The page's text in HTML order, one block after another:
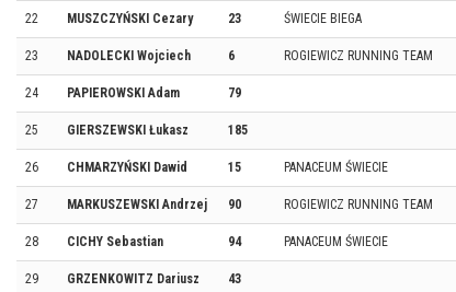
22 MUSZCZYŃSKI Cezary 23 ŚWIECIE BIEGA
23 NADOLECKI Wojciech 6 ROGIEWICZ RUNNING TEAM
24 PAPIEROWSKI Adam 79
25 GIERSZEWSKI Łukasz 185
26 CHMARZYŃSKI Dawid 15 PANACEUM ŚWIECIE
27 MARKUSZEWSKI Andrzej 90 ROGIEWICZ RUNNING TEAM
28 CICHY Sebastian 94 PANACEUM ŚWIECIE
29 GRZENKOWITZ Dariusz 43